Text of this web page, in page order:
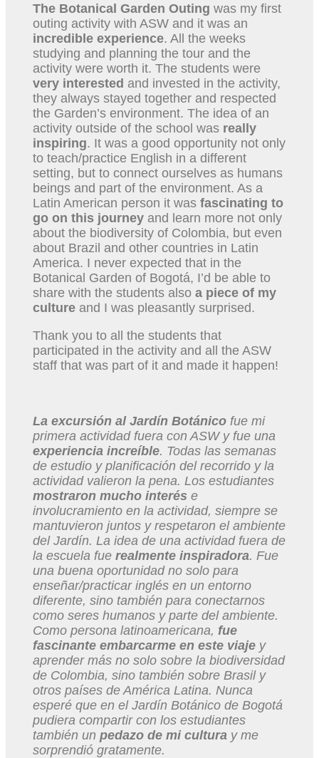
The Botanical Garden Outing was my first
outing activity with ASW and it was an
incredible experience. All the weeks
studying and planning the tour and the
activity were worth it. The students were
very interested and invested in the activity,
they always stayed together and respected
the Garden’s environment. The idea of an
activity outside of the school was really
inspiring. It was a good opportunity not only
to teach/practice English in a different
setting, but to connect ourselves as humans
beings and part of the environment. As a
Latin American person it was fascinating to
go on this journey and learn more not only
about the biodiversity of Colombia, but even
about Brazil and other countries in Latin
America. I never expected that in the
Botanical Garden of Bogotá, I’d be able to
share with the students also a piece of my
culture and I was pleasantly surprised.
Thank you to all the students that
participated in the activity and all the ASW
staff that was part of it and made it happen!
La excursión al Jardín Botánico fue mi
primera actividad fuera con ASW y fue una
experiencia increíble. Todas las semanas
de estudio y planificación del recorrido y la
actividad valieron la pena. Los estudiantes
mostraron mucho interés e
involucramiento en la actividad, siempre se
mantuvieron juntos y respetaron el ambiente
del Jardín. La idea de una actividad fuera de
la escuela fue realmente inspiradora. Fue
una buena oportunidad no solo para
enseñar/practicar inglés en un entorno
diferente, sino también para conectarnos
como seres humanos y parte del ambiente.
Como persona latinoamericana, fue
fascinante embarcarme en este viaje y
aprender más no solo sobre la biodiversidad
de Colombia, sino también sobre Brasil y
otros países de América Latina. Nunca
esperé que en el Jardín Botánico de Bogotá
pudiera compartir con los estudiantes
también un pedazo de mi cultura y me
sorprendió gratamente.